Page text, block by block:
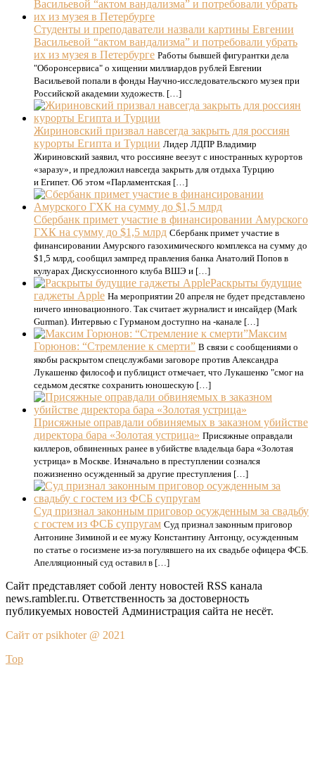
Студенты и преподаватели назвали картины Евгении
Васильевой “актом вандализма” и потребовали убрать
их из музея в Петербурге Работы бывшей фигурантки дела
"Оборонсервиса" о хищении миллиардов рублей Евгении
Васильевой попали в фонды Научно-исследовательского музея при
Российской академии художеств. […]
Жириновский призвал навсегда закрыть для россиян
курорты Египта и Турции Лидер ЛДПР Владимир
Жириновский заявил, что россияне веезут с иностранных курортов
«заразу», и предложил навсегда закрыть для отдыха Турцию
и Египет. Об этом «Парламентская […]
Сбербанк примет участие в финансировании Амурского
ГХК на сумму до $1,5 млрд Сбербанк примет участие в
финансировании Амурского газохимического комплекса на сумму до
$1,5 млрд, сообщил зампред правления банка Анатолий Попов в
кулуарах Дискуссионного клуба ВШЭ и […]
Раскрыты будущие
гаджеты Apple На мероприятии 20 апреля не будет представлено
ничего инновационного. Так считает журналист и инсайдер (Mark
Gurman). Интервью с Гурманом доступно на -канале […]
Максим
Горюнов: “Стремление к смерти” В связи с сообщениями о
якобы раскрытом спецслужбами заговоре против Александра
Лукашенко философ и публицист отмечает, что Лукашенко "смог на
седьмом десятке сохранить юношескую […]
Присяжные оправдали обвиняемых в заказном убийстве
директора бара «Золотая устрица» Присяжные оправдали
киллеров, обвиненных ранее в убийстве владельца бара «Золотая
устрица» в Москве. Изначально в преступлении сознался
пожизненно осужденный за другие преступления […]
Суд признал законным приговор осужденным за свадьбу
с гостем из ФСБ супругам Суд признал законным приговор
Антонине Зиминой и ее мужу Константину Антонцу, осужденным
по статье о госизмене из-за погулявшего на их свадьбе офицера ФСБ.
Апелляционный суд оставил в […]
Сайт представляет собой ленту новостей RSS канала
news.rambler.ru. Ответственность за достоверность
публикуемых новостей Администрация сайта не несёт.
Сайт от psikhoter @ 2021
Top